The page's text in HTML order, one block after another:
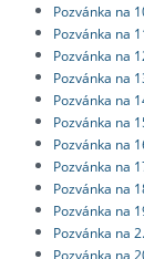
Pozvánka na
Pozvánka na
Pozvánka na
Pozvánka na
Pozvánka na
Pozvánka na
Pozvánka na
Pozvánka na
Pozvánka na
Pozvánka na
Pozvánka na
Pozvánka na